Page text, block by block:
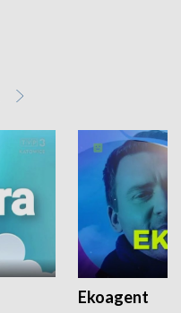
Ekoagent